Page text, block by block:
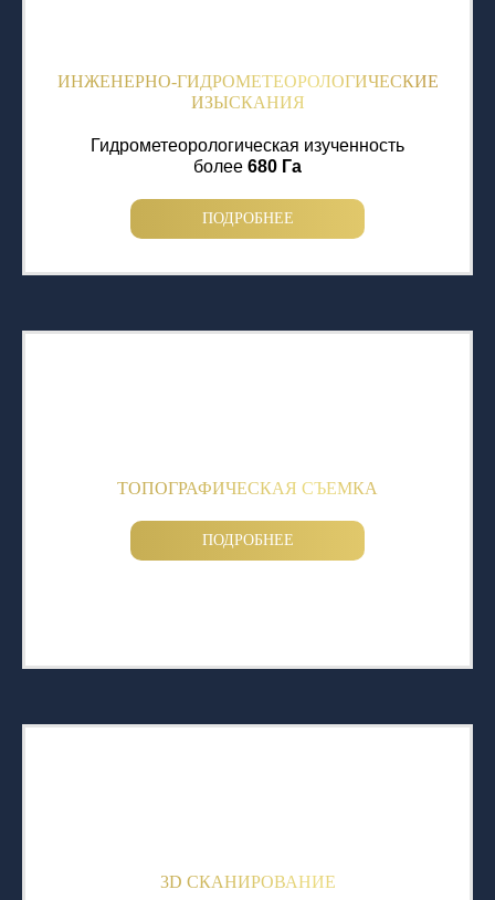
ИНЖЕНЕРНО-ГИДРОМЕТЕОРОЛОГИЧЕСКИЕ
ИЗЫСКАНИЯ
Гидрометеорологическая изученность
более 680 Га
ПОДРОБНЕЕ
ТОПОГРАФИЧЕСКАЯ СЪЕМКА
ПОДРОБНЕЕ
3D СКАНИРОВАНИЕ